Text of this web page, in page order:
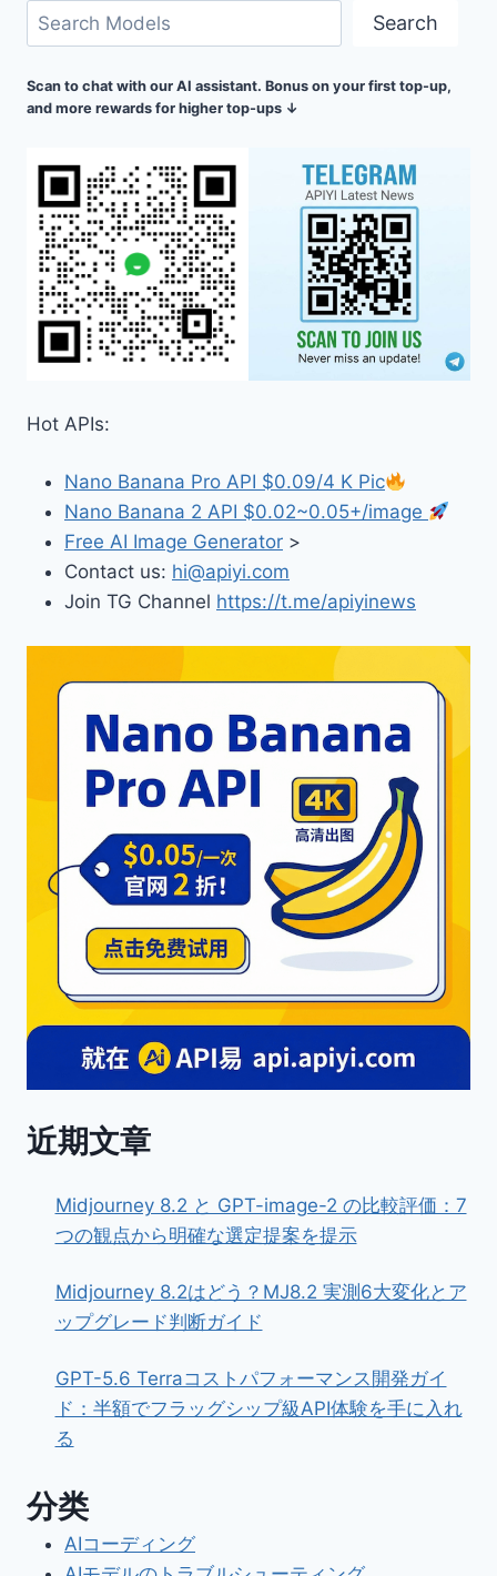
検
索
Search
Scan to chat with our AI assistant. Bonus on your first top-up,
and more rewards for higher top-ups ↓
Hot APIs:
Nano Banana Pro API $0.09/4 K Pic
Nano Banana 2 API $0.02~0.05+/image
Free AI Image Generator >
Contact us: hi@apiyi.com
Join TG Channel https://t.me/apiyinews
近期文章
Midjourney 8.2 と GPT-image-2 の比較評価：7
つの観点から明確な選定提案を提示
Midjourney 8.2はどう？MJ8.2 実測6大変化とア
ップグレード判断ガイド
GPT-5.6 Terraコストパフォーマンス開発ガイ
ド：半額でフラッグシップ級API体験を手に入れ
る
分类
AIコーディング